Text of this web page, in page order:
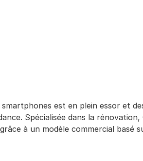
est en plein essor et
Spécialisée dans la
à un modèle commercial basé